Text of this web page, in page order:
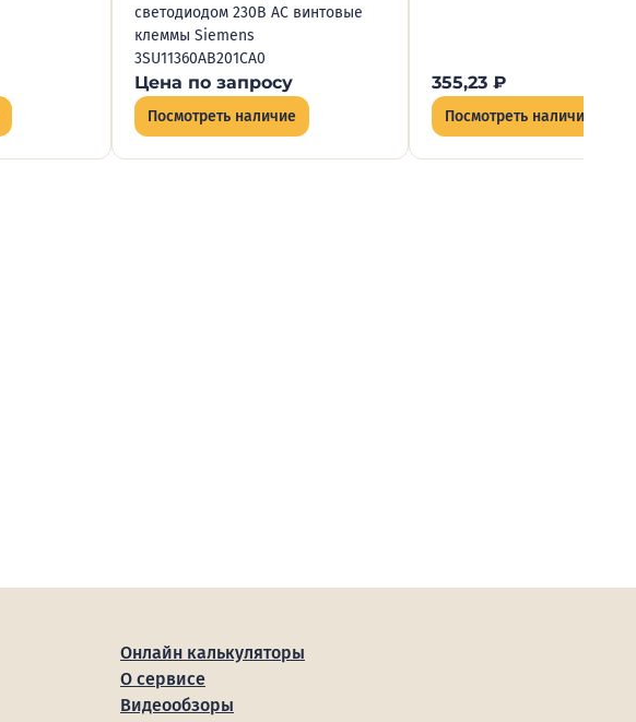
светодиодом 230В AC винтовые
клеммы Siemens
3SU11360AB201CA0
Цена по запросу
Посмотреть наличие
355,23 ₽
Посмотреть наличие
Онлайн калькуляторы
О сервисе
Видеообзоры